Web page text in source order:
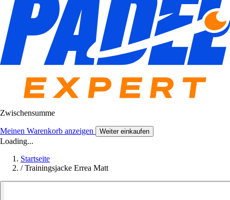
Zwischensumme
Meinen Warenkorb anzeigen Weiter einkaufen
Loading...
Startseite
/ Trainingsjacke Errea Matt